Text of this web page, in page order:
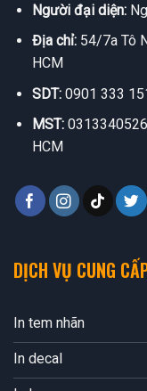
Người đại diện:
Địa chỉ:54/7a Tô
HCM
SDT:0901 333
MST:
HCM
DỊCH VỤ CUNG
In tem nhãn
In decal